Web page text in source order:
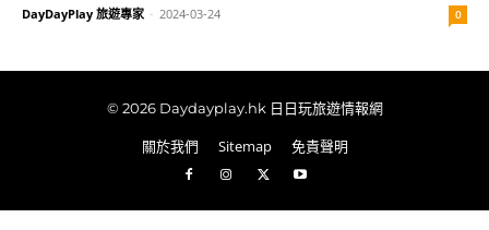
DayDayPlay 旅遊專家 - 2024-03-24 0
© 2026 Daydayplay.hk 日日玩旅遊情報網
關於我們 Sitemap 免責聲明